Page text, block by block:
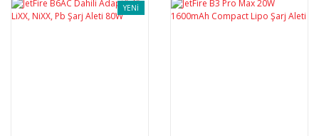
YENİ